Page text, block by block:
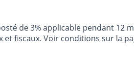
de 3% applicable pendant 12
fiscaux. Voir conditions sur la